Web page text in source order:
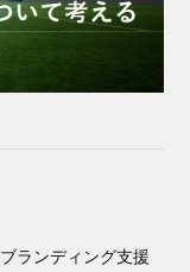
ランディング⽀援